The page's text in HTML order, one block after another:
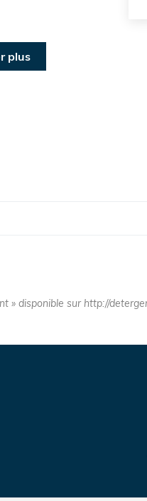
plus
» disponible sur http://